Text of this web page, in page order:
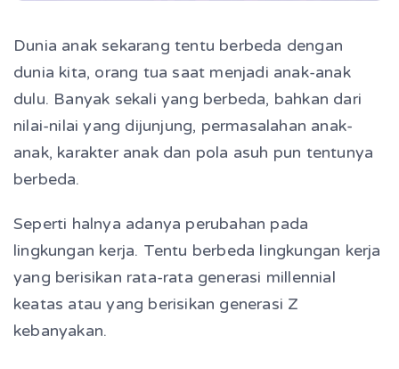
Dunia anak sekarang tentu berbeda dengan
dunia kita, orang tua saat menjadi anak-anak
dulu. Banyak sekali yang berbeda, bahkan dari
nilai-nilai yang dijunjung, permasalahan anak-
anak, karakter anak dan pola asuh pun tentunya
berbeda.
Seperti halnya adanya perubahan pada
lingkungan kerja. Tentu berbeda lingkungan kerja
yang berisikan rata-rata generasi millennial
keatas atau yang berisikan generasi Z
kebanyakan.